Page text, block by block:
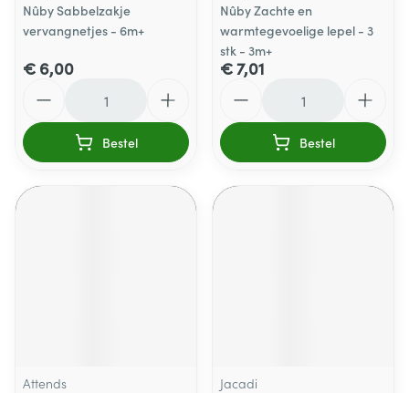
Nûby Sabbelzakje
vervangnetjes - 6m+
€ 6,00
Bestel
Nûby Zachte en
warmtegevoelige lepel - 3
stk - 3m+
€ 7,01
Bestel
Attends
Jacadi